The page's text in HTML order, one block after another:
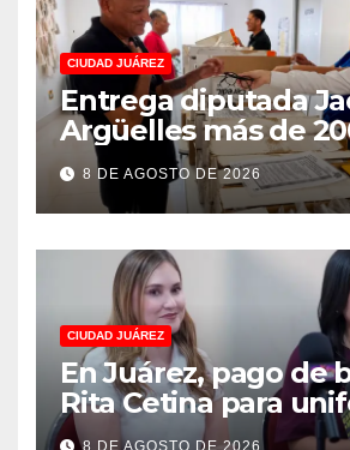
CIUDAD JUÁREZ
Entrega diputada
Argüelles más de
gratuitos en Puerto
8 DE AGOSTO DE 2026
CIUDAD JUÁREZ
En Juárez, pago de
Rita Cetina para
útiles escolares de
8 DE AGOSTO DE 2026